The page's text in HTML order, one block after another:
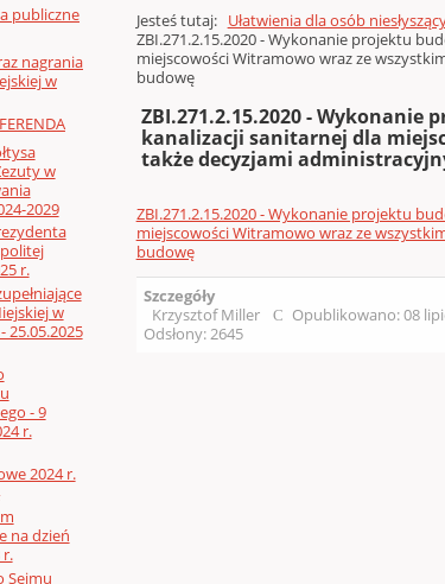
(lewa kolumna)
publiczne
nagrania
w
w
2029
r.
w
25.05.2025
- 9
r.
2024 r.
na dzień
r.
Sejmu
Głównej zawartości
Jesteś tutaj: Ułatwienia dla osób
ZBI.271.2.15.2020 - Wykonanie projektu
miejscowości Witramowo wraz ze
budowę
ZBI.271.2.15.2020 -
kanalizacji sanitarnej dla
także decyzjami
ZBI.271.2.15.2020 - Wykonanie projektu
miejscowości Witramowo wraz ze
budowę
Szczegóły
Krzysztof Miller
Opublikowano: 08
Odsłony: 2645